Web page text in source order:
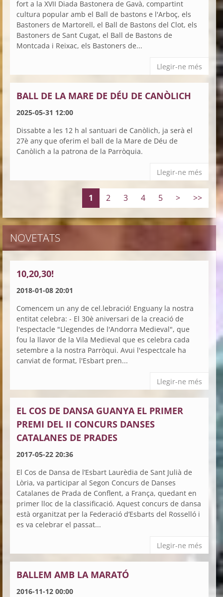
fort a la XVII Diada Bastonera de Gavà, compartint
cultura popular amb el Ball de bastons e l'Arboç, els
Bastoners de Martorell, el Ball de Bastons del Clot, els
Bastoners de Sant Cugat, el Ball de Bastons de
Montcada i Reixac, els Bastoners de...
Llegir-ne més
BALL DE LA MARE DE DÉU DE CANÒLICH
2025-05-31 12:00
Dissabte a les 12 h al santuari de Canòlich, ja serà el
27è any que oferim el ball de la Mare de Déu de
Canòlich a la patrona de la Parròquia.
Llegir-ne més
1 2 3 4 5 > >>
NOVETATS
10,20,30!
2018-01-08 20:01
Comencem un any de cel.lebració! Enguany la nostra
entitat celebra: - El 30è aniversari de la creació de
l'espectacle "Llegendes de l'Andorra Medieval", que
fou la llavor de la Vila Medieval que es celebra cada
setembre a la nostra Parròqui. Avui l'espectcale ha
canviat de format, l'Esbart pren...
Llegir-ne més
EL COS DE DANSA GUANYA EL PRIMER
PREMI DEL II CONCURS DANSES
CATALANES DE PRADES
2017-05-22 20:36
El Cos de Dansa de l’Esbart Laurèdia de Sant Julià de
Lòria, va participar al Segon Concurs de Danses
Catalanes de Prada de Conflent, a França, quedant en
primer lloc de la classificació. Aquest concurs de dansa
està organitzat per la Federació d’Esbarts del Rosselló i
es va celebrar el passat...
Llegir-ne més
BALLEM AMB LA MARATÓ
2016-11-12 00:00